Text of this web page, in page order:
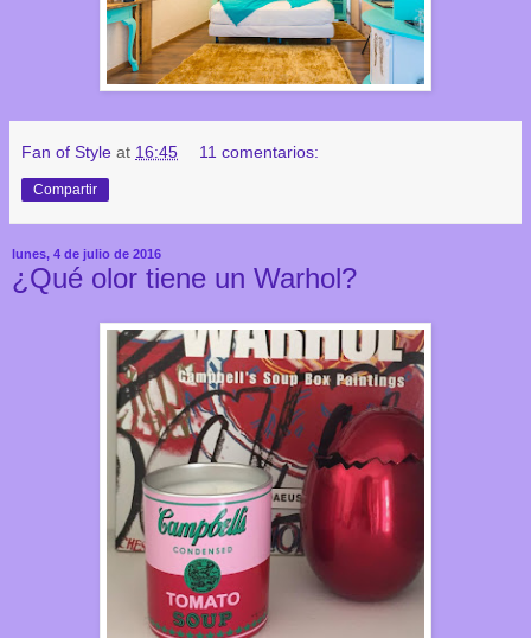
Fan of Style at 16:45 11 comentarios:
Compartir
lunes, 4 de julio de 2016
¿Qué olor tiene un Warhol?